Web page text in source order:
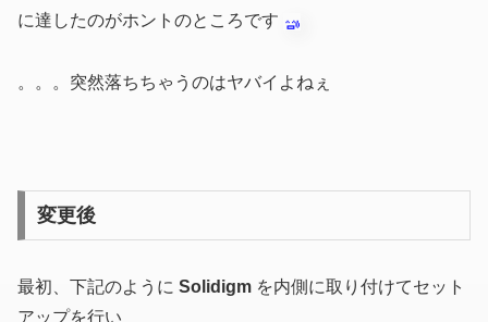
に達したのがホントのところです
。。。突然落ちちゃうのはヤバイよねぇ
変更後
最初、下記のように Solidigm を内側に取り付けてセット
アップを行い